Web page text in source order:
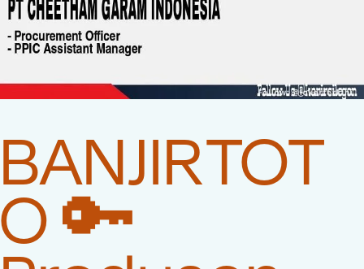
BANJIRTOT
O 🔑